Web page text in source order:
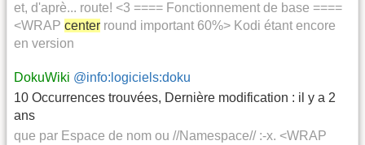
et, d'aprè... route! <3 ==== Fonctionnement de base ====
<WRAP center round important 60%> Kodi étant encore
en version
DokuWiki @info:logiciels:doku
10 Occurrences trouvées, Dernière modification : il y a 2
ans
que par Espace de nom ou //Namespace// :-x. <WRAP